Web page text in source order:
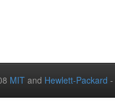
MIT and Hewlett-Packard -